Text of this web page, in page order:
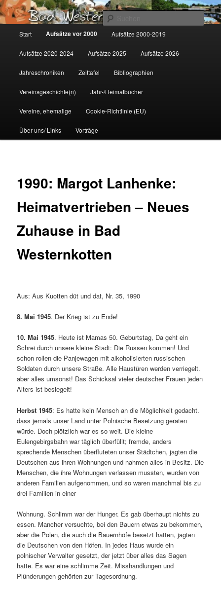
Zum
primären
Inhalt
springen
Gemeinsam für Bad Westernkotten
Start Aufsätze vor 2000 Aufsätze 2000-2019
Aufsätze 2020-2024 Aufsätze 2025 Aufsätze 2026
Jahreschroniken Zeittafel Bibliographien
Vereinsgeschichte(n) Jahr-/Heimatbücher
Vereine, ehemalige Cookie-Richtlinie (EU)
Über uns/ Links Vorträge
1990: Margot Lanhenke:
Heimatvertrieben – Neues
Zuhause in Bad
Westernkotten
Aus: Aus Kuotten düt und dat, Nr. 35, 1990 ­
8. Mai 1945. Der Krieg ist zu Ende!
10. Mai 1945. Heute ist Mamas 50. Geburtstag, Da geht ein
Schrei durch unsere kleine Stadt: Die Russen kommen! Und
schon rollen die Panjewagen mit alkoholisierten russischen
Soldaten durch unsere Straße. Alle Haustüren werden verriegelt.
aber alles umsonst! Das Schicksal vieler deutscher Frauen jeden
Alters ist besiegelt!
Herbst 1945: Es hatte kein Mensch an die Möglich­keit gedacht.
dass jemals unser Land unter Polnische Besetzung geraten
würde. Doch plötzlich war es so weit. Die kleine
Eulengebirgsbahn war täglich überfüllt; fremde, anders
sprechende Menschen überfluteten unser Städtchen, jagten die
Deutschen aus ihren Wohnungen und nahmen alles in Besitz. Die
Menschen, die ihre Wohnungen verlassen mussten, wurden von
anderen Familien aufgenommen, und so waren manchmal bis zu
drei Familien in einer
Wohnung. Schlimm war der Hunger. Es gab überhaupt nichts zu
essen. Mancher versuchte, bei den Bauern etwas zu bekommen,
aber die Polen, die auch die Bauernhöfe besetzt hatten, jagten
die Deutschen von den Höfen. In jedes Haus wurde ein
polnischer Verwalter gesetzt, der jetzt über alles das Sagen
hatte. Es war eine schlimme Zeit. Misshandlungen und
Plünderungen gehörten zur Tagesordnung.